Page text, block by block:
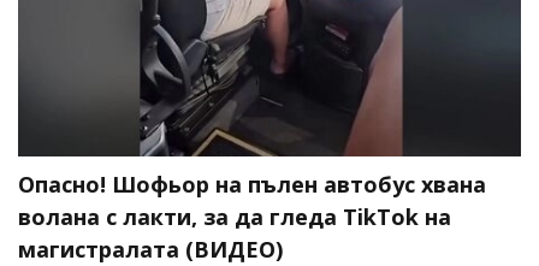
Опасно! Шофьор на пълен автобус хвана
волана с лакти, за да гледа TikTok на
магистралата (ВИДЕО)